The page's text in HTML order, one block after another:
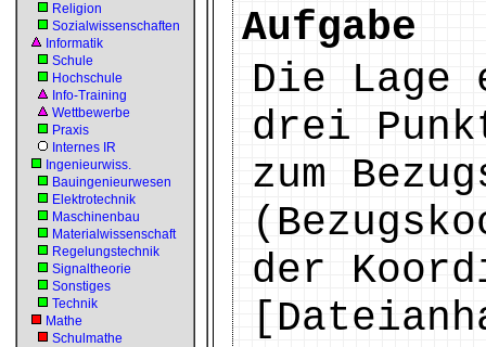
Religion
Sozialwissenschaften
Informatik
Schule
Hochschule
Info-Training
Wettbewerbe
Praxis
Internes IR
Ingenieurwiss.
Bauingenieurwesen
Elektrotechnik
Maschinenbau
Materialwissenschaft
Regelungstechnik
Signaltheorie
Sonstiges
Technik
Mathe
Schulmathe
Aufgabe
Die
drei
zum
der